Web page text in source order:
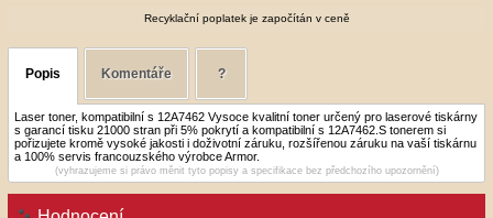
Recyklační poplatek je započítán v ceně
Popis Komentáře ?
Laser toner, kompatibilní s 12A7462 Vysoce kvalitní toner určený pro laserové tiskárny
s garancí tisku 21000 stran při 5% pokrytí a kompatibilní s 12A7462.S tonerem si
pořizujete kromě vysoké jakosti i doživotní záruku, rozšířenou záruku na vaší tiskárnu
a 100% servis francouzského výrobce Armor.
(vyhrazujeme si právo měnit tyto popisy a specifikace bez předchozího upozornění)